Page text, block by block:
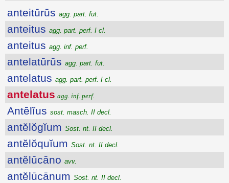
anteitūrūs agg. part. fut.
anteitus agg. part. perf. I cl.
anteitus agg. inf. perf.
antelatūrūs agg. part. fut.
antelatus agg. part. perf. I cl.
antelatus agg. inf. perf.
Antēlĭus sost. masch. II decl.
antĕlŏgĭum Sost. nt. II decl.
antĕlŏquĭum Sost. nt. II decl.
antĕlūcāno avv.
antĕlūcānum Sost. nt. II decl.